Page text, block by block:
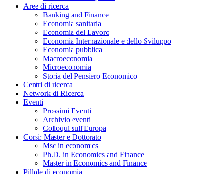
Aree di ricerca
Banking and Finance
Economia sanitaria
Economia del Lavoro
Economia Internazionale e dello Sviluppo
Economia pubblica
Macroeconomia
Microeconomia
Storia del Pensiero Economico
Centri di ricerca
Network di Ricerca
Eventi
Prossimi Eventi
Archivio eventi
Colloqui sull'Europa
Corsi: Master e Dottorato
Msc in economics
Ph.D. in Economics and Finance
Master in Economics and Finance
Pillole di economia